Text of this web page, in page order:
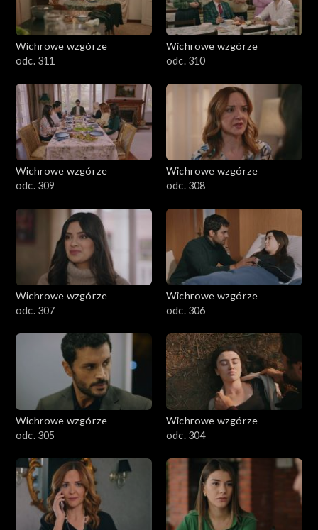
Wichrowe wzgórze
odc. 311
Wichrowe wzgórze
odc. 310
Wichrowe wzgórze
odc. 309
Wichrowe wzgórze
odc. 308
Wichrowe wzgórze
odc. 307
Wichrowe wzgórze
odc. 306
Wichrowe wzgórze
odc. 305
Wichrowe wzgórze
odc. 304